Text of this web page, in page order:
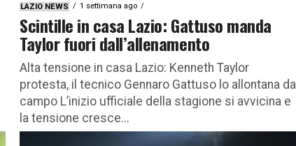
LAZIO NEWS 1 settimana ago
Scintille in casa Lazio: Gattuso manda
Taylor fuori dall’allenamento
Alta tensione in casa Lazio: Kenneth Taylor
protesta, il tecnico Gennaro Gattuso lo allontana dal
campo L’inizio ufficiale della stagione si avvicina e
la tensione cresce...